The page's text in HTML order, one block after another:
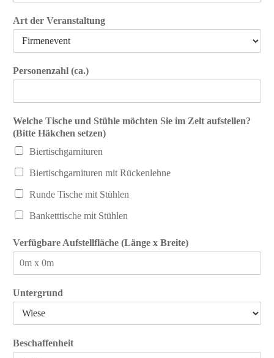
m
e
a
Art der Veranstaltung
Personenzahl (ca.)
Welche Tische und Stühle möchten Sie im Zelt aufstellen?
(Bitte Häkchen setzen)
Biertischgarnituren
Biertischgarnituren mit Rückenlehne
Runde Tische mit Stühlen
Banketttische mit Stühlen
Verfügbare Aufstellfläche (Länge x Breite)
Untergrund
Beschaffenheit